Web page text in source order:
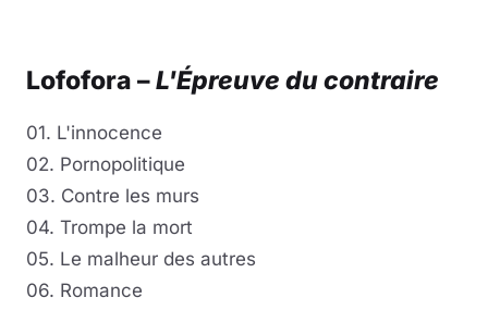
Lofofora –L'Épreuve du contraire
01. L'innocence
02. Pornopolitique
03. Contre les murs
04. Trompe la mort
05. Le malheur des autres
06. Romance